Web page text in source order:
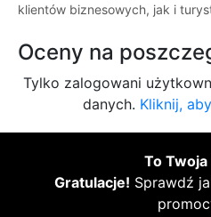
klientów biznesowych, jak i
Oceny na
Tylko zalogowani
danych. Kliknij,
To
Gratulacje! Sprawdź